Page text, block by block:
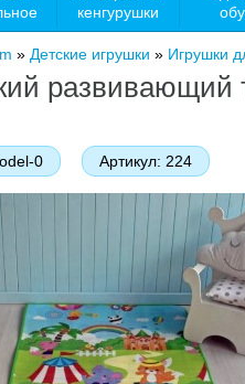
кенгурушки
» Детские игрушки » Игрушки
развивающий
0 Артикул: 224